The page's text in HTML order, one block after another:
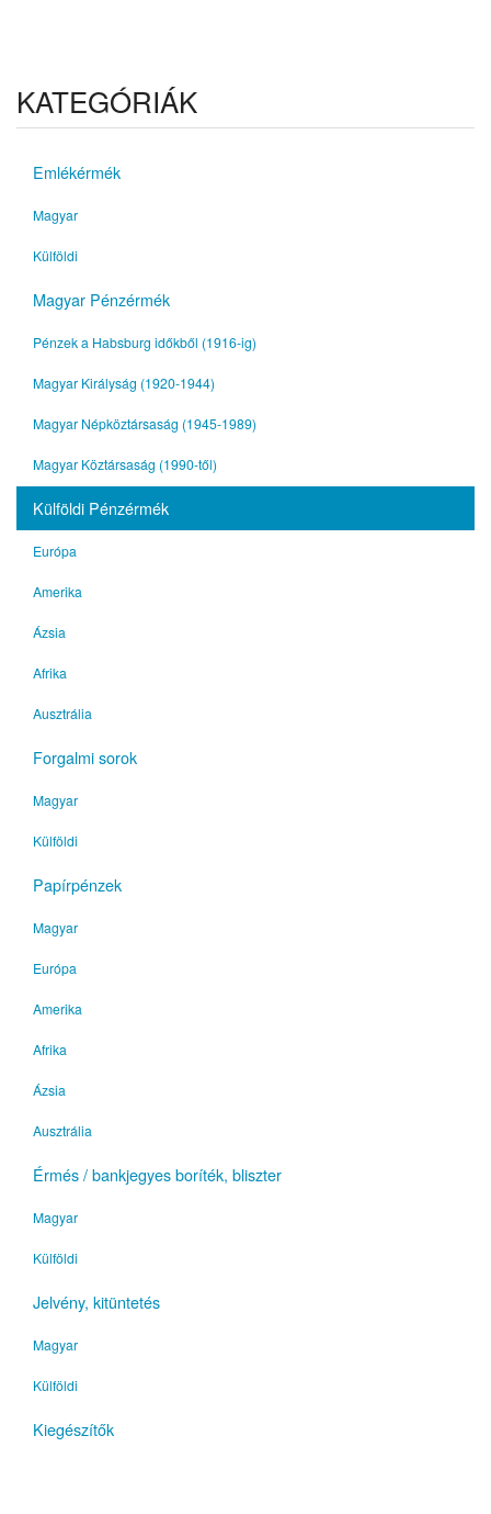
KATEGÓRIÁK
Emlékérmék
Magyar
Külföldi
Magyar Pénzérmék
Pénzek a Habsburg időkből (1916-ig)
Magyar Királyság (1920-1944)
Magyar Népköztársaság (1945-1989)
Magyar Köztársaság (1990-től)
Külföldi Pénzérmék
Európa
Amerika
Ázsia
Afrika
Ausztrália
Forgalmi sorok
Magyar
Külföldi
Papírpénzek
Magyar
Európa
Amerika
Afrika
Ázsia
Ausztrália
Érmés / bankjegyes boríték, bliszter
Magyar
Külföldi
Jelvény, kitüntetés
Magyar
Külföldi
Kiegészítők